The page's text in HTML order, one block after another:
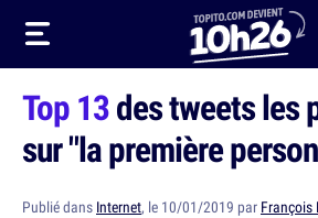
Top 13des tweets les
sur "la première
Publié dans Internet, le 10/01/2019 par François